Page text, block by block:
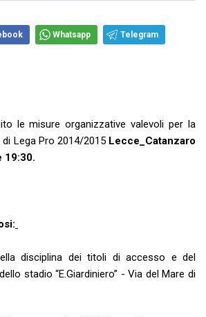
Whatsapp Telegram
le misure organizzative valevoli per la
Lega Pro 2014/2015 Lecce_Catanzaro
19:30.
dei titoli di accesso e del
stadio “E.Giardiniero” - Via del Mare di